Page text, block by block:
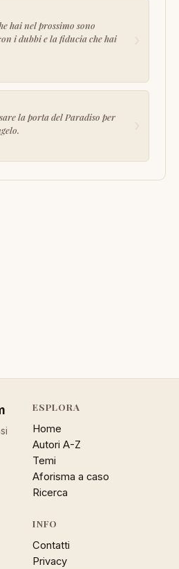
hai nel prossimo sono
i dubbi e la fiducia che hai
la porta del Paradiso per
ESPLORA
Home
Autori A-Z
Temi
Aforisma a caso
Ricerca
INFO
Contatti
Privacy